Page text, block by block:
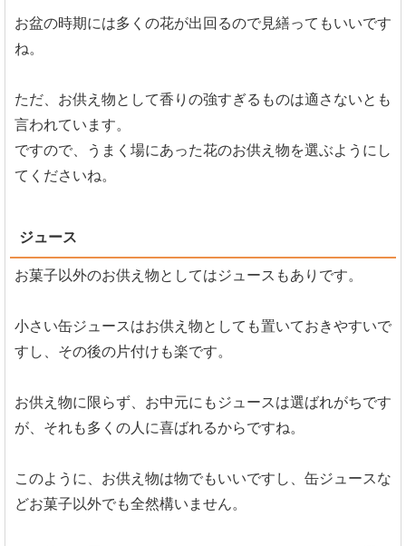
お盆の時期には多くの花が出回るので見繕ってもいいです
ね。
ただ、お供え物として香りの強すぎるものは適さないとも
言われています。
ですので、うまく場にあった花のお供え物を選ぶようにし
てくださいね。
ジュース
お菓子以外のお供え物としてはジュースもありです。
小さい缶ジュースはお供え物としても置いておきやすいで
すし、その後の片付けも楽です。
お供え物に限らず、お中元にもジュースは選ばれがちです
が、それも多くの人に喜ばれるからですね。
このように、お供え物は物でもいいですし、缶ジュースな
どお菓子以外でも全然構いません。